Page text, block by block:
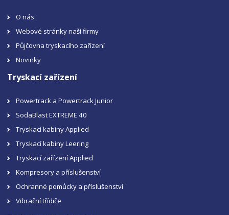
O nás
Webové stránky naší firmy
Půjčovna tryskacího zařízení
Novinky
Tryskací zařízení
Powertrack a Powertrack Junior
SodaBlast EXTREME 40
Tryskací kabiny Applied
Tryskací kabiny Leering
Tryskací zařízení Applied
Kompresory a příslušenství
Ochranné pomůcky a příslušenství
Vibrační třídiče